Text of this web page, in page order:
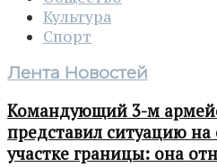
Культура
Спорт
Лента Новостей
Командующий 3-м
представил ситуацию на
участке границы: она